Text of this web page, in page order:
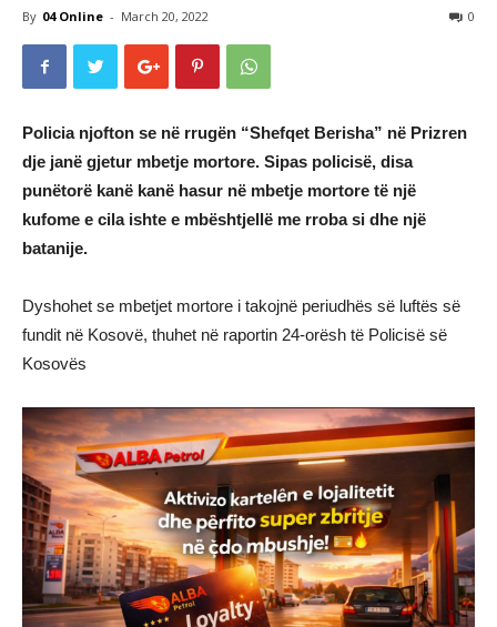
By 04 Online - March 20, 2022 0
Policia njofton se në rrugën “Shefqet Berisha” në Prizren
dje janë gjetur mbetje mortore. Sipas policisë, disa
punëtorë kanë kanë hasur në mbetje mortore të një
kufome e cila ishte e mbështjellë me rroba si dhe një
batanije.
Dyshohet se mbetjet mortore i takojnë periudhës së luftës së
fundit në Kosovë, thuhet në raportin 24-orësh të Policisë së
Kosovës